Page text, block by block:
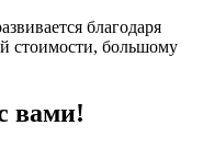
благодаря
стоимости, большому
вами!